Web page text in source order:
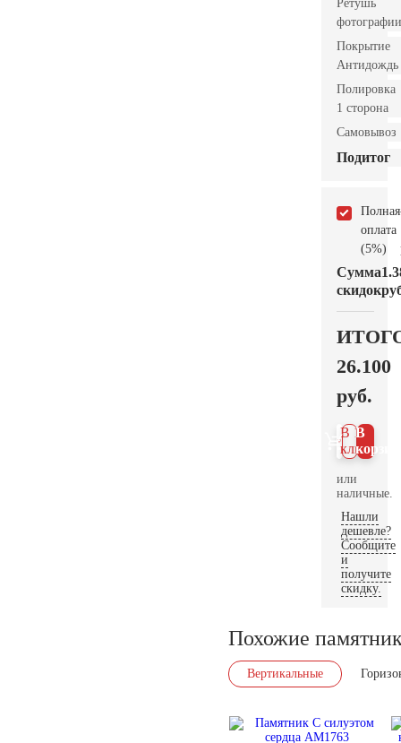
Ретушь
фотографии
Покрытие
Антидождь
Полировка
1 сторона
Самовывоз
Подитог
Полная
оплата
(5%)
Сумма
скидок
26.100
руб.
В
В 1
клик
или
наличные.
Нашли
дешевле?
Сообщите
и
получите
скидку.
Похожие
Вертикальные